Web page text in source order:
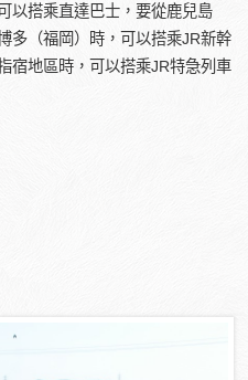
以搭乘直達巴士，要從鹿兒島
多（福岡）時，可以搭乘JR新幹
宿地區時，可以搭乘JR特急列車